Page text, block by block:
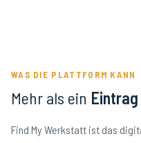
WAS DIE PLATTFORM KANN
Mehr als ein Eintrag
Find My Werkstatt ist das